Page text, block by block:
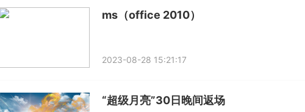
ms（office 2010）
2023-08-28 15:21:17
“超级月亮”30日晚间返场